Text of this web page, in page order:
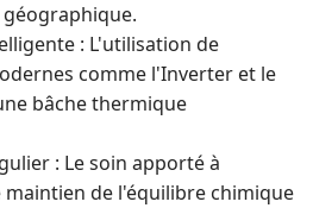
: L'utilisation de
comme l'Inverter et le
bâche thermique
: Le soin apporté à
maintien de l'équilibre chimique